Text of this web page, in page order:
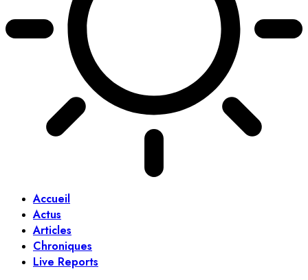
Accueil
Actus
Articles
Chroniques
Live Reports